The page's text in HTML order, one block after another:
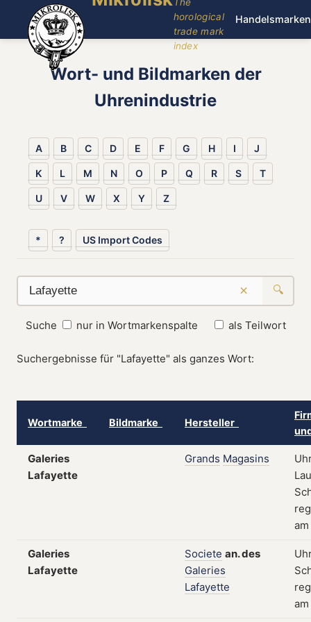
horological
trade mark
index
Handelsmarken
Wort- und Bildmarken der
Uhrenindustrie
A B C D E F G H I J
K L M N O P Q R S T
U V W X Y Z
* ? US Import Codes
× 🔍
Suche nur in Wortmarkenspalte als Teilwort
Suchergebnisse für "Lafayette" als ganzes Wort:
Wortmarke Bildmarke Hersteller
Galeries
Lafayette
Grands Magasins
Galeries
Lafayette
Societe an.des
Galeries
Lafayette